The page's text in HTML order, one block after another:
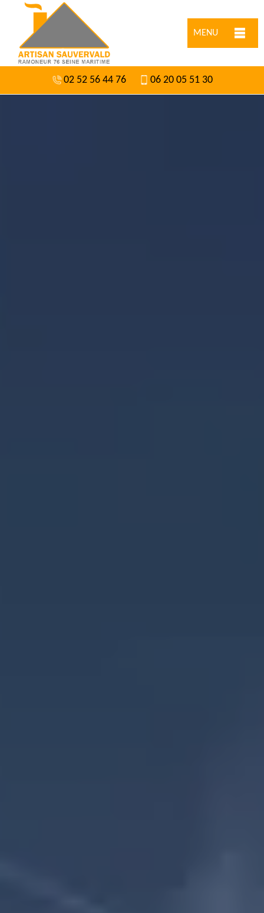
MENU
02 52 56 44 76 06 20 05 51 30